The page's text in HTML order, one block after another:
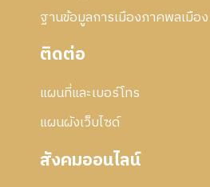
ฐานข้อมูลการเมืองภาคพลเมือง
ติดต่อ
แผนที่และเบอร์โทร
แผนผังเว็บไซด์
สังคมออนไลน์